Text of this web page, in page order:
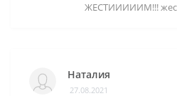
ЖЕСТИИИИИМ!!!
Наталия
27.08.2021